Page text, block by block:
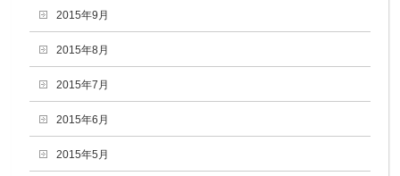
2015年9月
2015年8月
2015年7月
2015年6月
2015年5月